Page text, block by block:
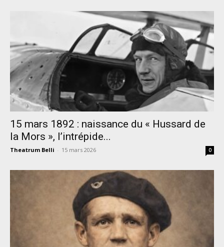
15 mars 1892 : naissance du « Hussard de
la Mors », l’intrépide...
Theatrum Belli - 15 mars 2026 0